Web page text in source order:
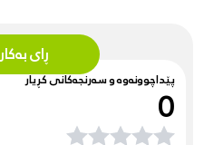
ڕای
پێداچوونەوە و سەرنجەکانی کڕیار
0